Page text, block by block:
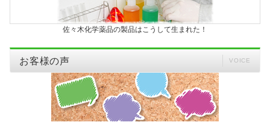
佐々木化学薬品の製品はこうして生まれた！
お客様の声 VOICE